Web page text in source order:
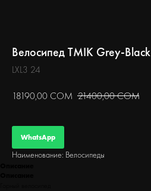
Велосипед TMIK Grey-Black
LXL3 24
18190,00 СОМ 21400,00СОМ
WhatsApp
Наименование: Велосипеды